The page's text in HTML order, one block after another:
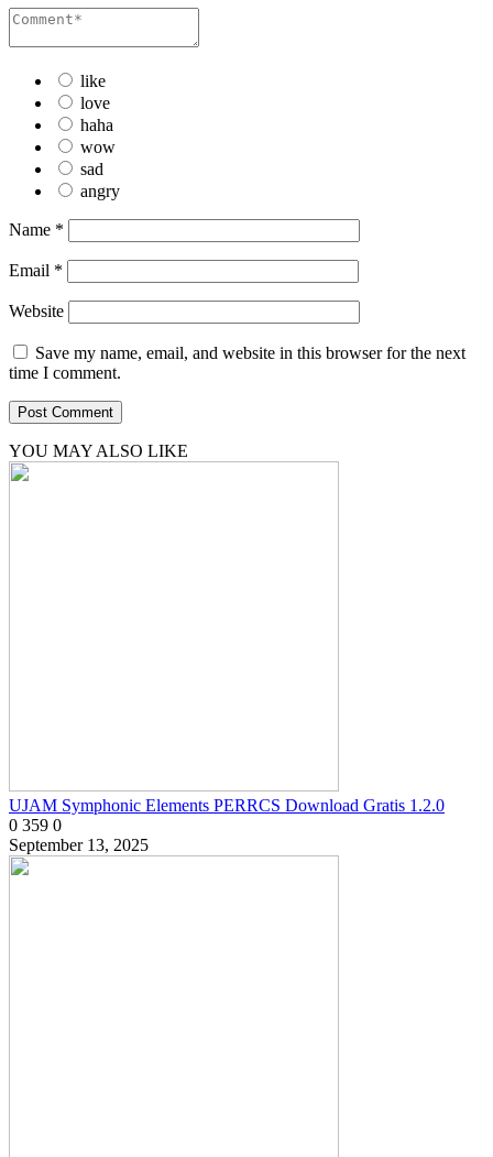
like
love
haha
wow
sad
angry
Name *
Email *
Website
Save my name, email, and website in this browser for the next
time I comment.
YOU MAY ALSO LIKE
UJAM Symphonic Elements PERRCS Download Gratis 1.2.0
0 359 0
September 13, 2025